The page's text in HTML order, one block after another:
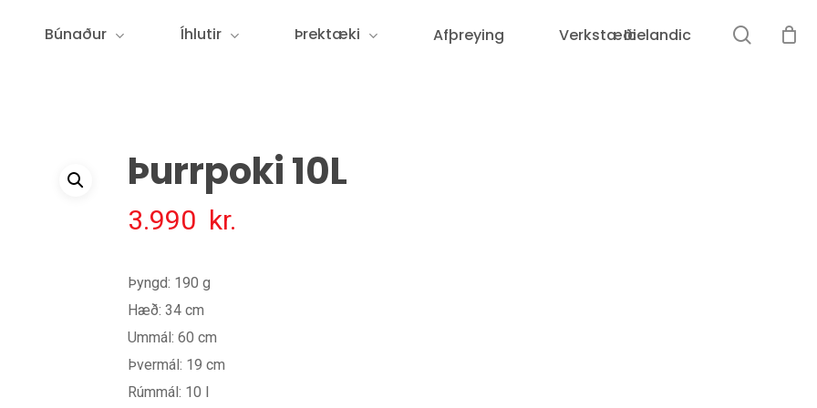
Búnaður Íhlutir Þrektæki Afþreying VerkstæðiIcelandic
Þurrpoki 10L
3.990 kr.
Þyngd: 190 g
Hæð: 34 cm
Ummál: 60 cm
Þvermál: 19 cm
Rúmmál: 10 l